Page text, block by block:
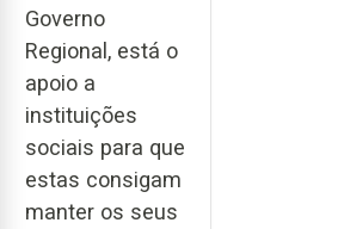
Governo
Regional, está o
apoio a
instituições
sociais para que
estas consigam
manter os seus